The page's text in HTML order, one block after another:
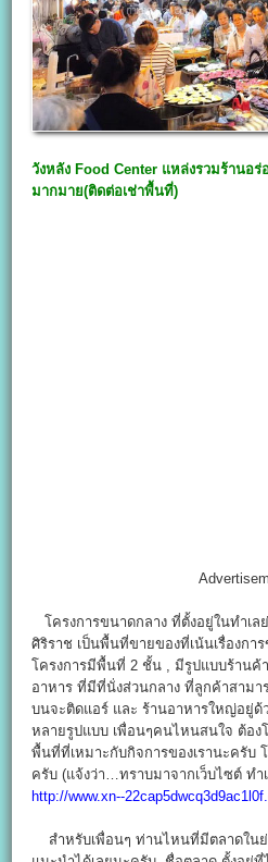
วังหลัง Food Center แหล่งรวมร้านอร่
มากมาย(ติดต่อเช่าพื้นที่)
โครงการขนาดกลาง ที่ตั้งอยู่ในทำเล
ศิริราช เป็นพื้นที่ขายของที่เน้นเรื่องกา
โครงการมีพื้นที่ 2 ชั้น , มีรูปแบบร้านค้
อาหาร ที่มีที่นั่งส่วนกลาง ที่ลูกค้าสาม
บนจะติดแอร์ และ ร้านอาหารใหญ่อยู่
หลายรูปแบบ เพื่อนๆคนไหนสนใจ ต้อง
พื้นที่ที่เหมาะกับกิจการของเรานะครับ
ครับ (แจ้งว่า…ทราบมาจากเว็บไซต์ ทำ
http://www.xn--
สำหรับเพื่อนๆ ท่านไหนที่มีตลาดใน